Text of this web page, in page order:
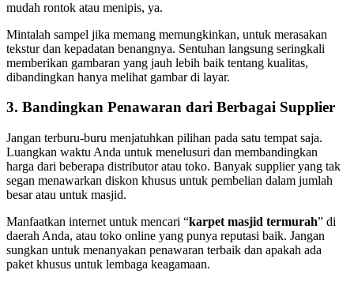
mudah rontok atau menipis, ya.
Mintalah sampel jika memang memungkinkan, untuk merasakan
tekstur dan kepadatan benangnya. Sentuhan langsung seringkali
memberikan gambaran yang jauh lebih baik tentang kualitas,
dibandingkan hanya melihat gambar di layar.
3. Bandingkan Penawaran dari Berbagai Supplier
Jangan terburu-buru menjatuhkan pilihan pada satu tempat saja.
Luangkan waktu Anda untuk menelusuri dan membandingkan
harga dari beberapa distributor atau toko. Banyak supplier yang tak
segan menawarkan diskon khusus untuk pembelian dalam jumlah
besar atau untuk masjid.
Manfaatkan internet untuk mencari “karpet masjid termurah” di
daerah Anda, atau toko online yang punya reputasi baik. Jangan
sungkan untuk menanyakan penawaran terbaik dan apakah ada
paket khusus untuk lembaga keagamaan.